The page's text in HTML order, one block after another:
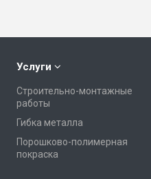
Услуги
Строительно-монтажные
работы
Гибка металла
Порошково-полимерная
покраска